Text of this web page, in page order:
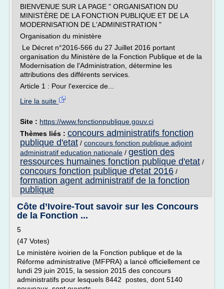
BIENVENUE SUR LA PAGE " ORGANISATION DU
MINISTÈRE DE LA FONCTION PUBLIQUE ET DE LA
MODERNISATION DE L'ADMINISTRATION "
Organisation du ministère
Le Décret n°2016-566 du 27 Juillet 2016 portant
organisation du Ministère de la Fonction Publique et de la
Modernisation de l'Administration, détermine les
attributions des différents services.
Article 1 : Pour l'exercice de...
Lire la suite
Site : https://www.fonctionpublique.gouv.ci
Thèmes liés : concours administratifs fonction
publique d'etat / concours fonction publique adjoint
administratif education nationale / gestion des
ressources humaines fonction publique d'etat /
concours fonction publique d'etat 2016 /
formation agent administratif de la fonction
publique
Côte d’Ivoire-Tout savoir sur les Concours
de la Fonction ...
5
(47 Votes)
Le ministère ivoirien de la Fonction publique et de la
Réforme administrative (MFPRA) a lancé officiellement ce
lundi 29 juin 2015, la session 2015 des concours
administratifs pour lesquels 8442 postes, dont 5140